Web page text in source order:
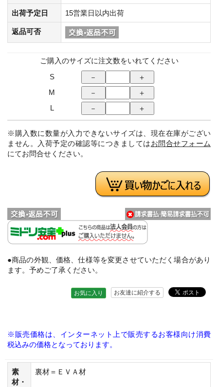
出荷予定日 15営業日以内出荷
返品可否
ご購入のサイズに注文数をいれてください
S
M
L
※購入数に数量が入力できないサイズは、現在在庫がござい
ません。入荷予定の確認等につきましてはお問合せフォーム
にてお問合せください。
●商品の外観、価格、仕様等を変更させていただく場合があり
ます。予めご了承ください。
お友達に紹介する
お気に入り
※販売価格は、インターネット上で販売するお客様向け消費
税込みの価格となっております。
素
材・
裏材＝ＥＶＡ材